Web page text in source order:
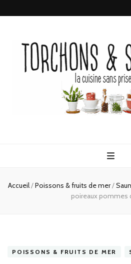
Accueil/Poissons & fruits de mer/
poireaux pommes
POISSONS & FRUITS DE MER